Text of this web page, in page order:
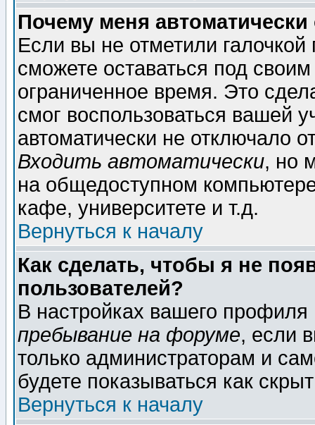
Почему меня автоматически
Если вы не отметили галочкой
сможете оставаться под
ограниченное время. Это
смог воспользоваться вашей
автоматически не отключало
Входить автоматически, но
на общедоступном
кафе, университете и т.д.
Вернуться к началу
Как сделать, чтобы я не
пользователей?
В настройках вашего
пребывание на форуме, если
только администраторам и
будете показываться как
Вернуться к началу